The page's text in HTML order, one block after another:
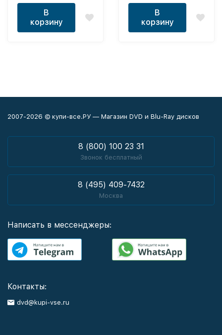
ИГРАЕМ ЗА КОПОВ
В
корзину
В
корзину
2007-2026 © купи-все.РУ — Магазин DVD и Blu-Ray дисков
8 (800) 100 23 31
Звонок бесплатный
8 (495) 409-7432
Москва
Написать в мессенджеры:
Контакты:
dvd@kupi-vse.ru